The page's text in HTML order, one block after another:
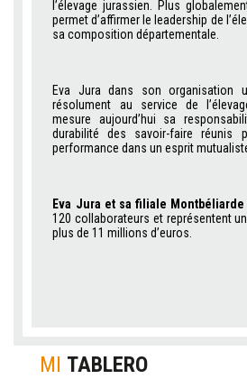
l’élevage jurassien. Plus
permet d’affirmer le leadership de
sa composition départementale.
Eva Jura dans son organisation
résolument au service de
mesure aujourd’hui sa
durabilité des savoir-faire réunis
performance dans un esprit
Eva Jura et sa filiale
120 collaborateurs et représentent
plus de 11 millions d’euros.
MI TABLERO